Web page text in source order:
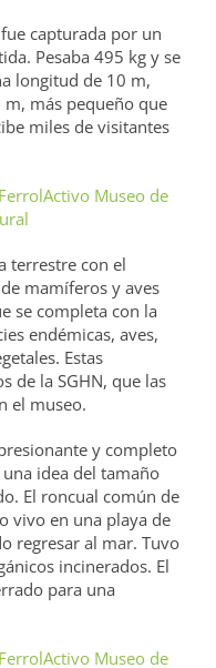
capturada por un
Pesaba 495 kg y se
longitud de 10 m,
más pequeño que
miles de visitantes
terrestre con el
mamíferos y aves
se completa con la
endémicas, aves,
Estas
de la SGHN, que las
el museo.
y completo
idea del tamaño
El roncual común de
vivo en una playa de
regresar al mar. Tuvo
incinerados. El
para una